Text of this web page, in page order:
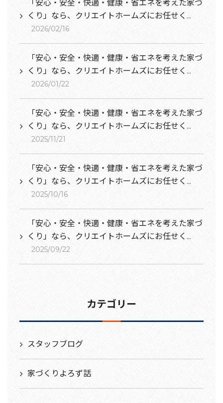
「安心・安全・快適・健康・省エネを考えた家づ
くり」なら、クリエイトホームズにお任せく...
2026/02/16
「安心・安全・快適・健康・省エネを考えた家づ
くり」なら、クリエイトホームズにお任せく...
2026/01/22
「安心・安全・快適・健康・省エネを考えた家づ
くり」なら、クリエイトホームズにお任せく...
2025/11/21
「安心・安全・快適・健康・省エネを考えた家づ
くり」なら、クリエイトホームズにお任せく...
2025/10/16
「安心・安全・快適・健康・省エネを考えた家づ
くり」なら、クリエイトホームズにお任せく...
2025/09/22
カテゴリー
スタッフブログ
家づくりよろず話